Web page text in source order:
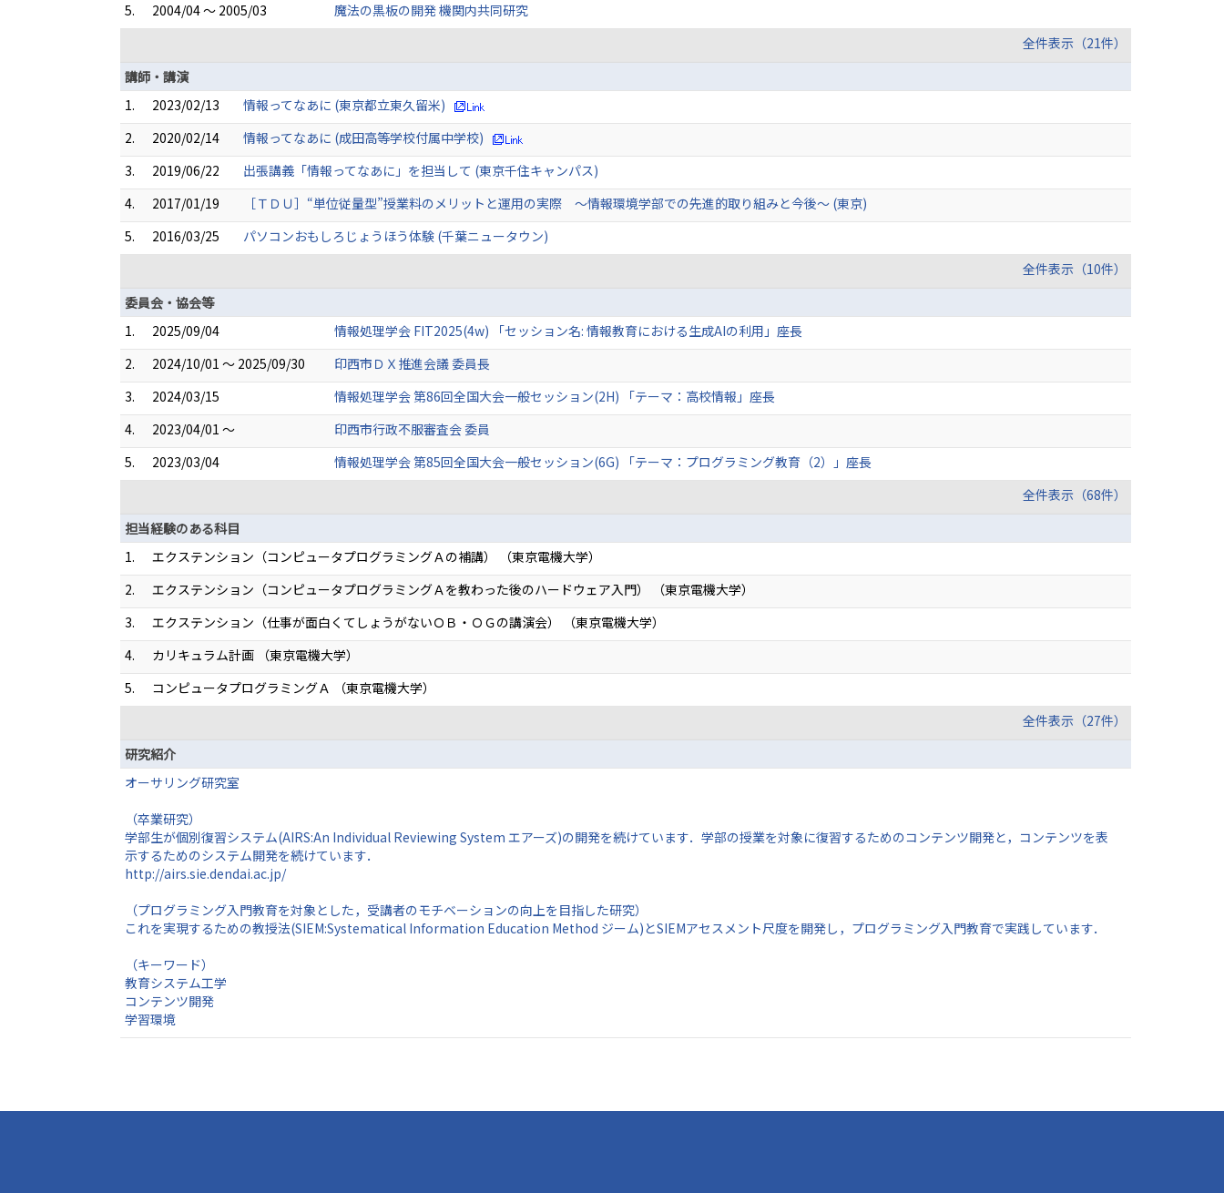
5.
2004/04 ～ 2005/03
魔法の黒板の開発 機関内共同研究
全件表示（21件）
講師・講演
1.
2023/02/13
情報ってなあに (東京都立東久留米)
2.
2020/02/14
情報ってなあに (成田高等学校付属中学校)
3.
2019/06/22
出張講義「情報ってなあに」を担当して (東京千住キャンパス)
4.
2017/01/19
［ＴＤＵ］“単位従量型”授業料のメリットと運用の実際 ～情報環境学部での先進的取り組みと今後～ (東京)
5.
2016/03/25
パソコンおもしろじょうほう体験 (千葉ニュータウン)
全件表示（10件）
委員会・協会等
1.
2025/09/04
情報処理学会 FIT2025(4w) 「セッション名: 情報教育における生成AIの利用」座長
2.
2024/10/01 ～ 2025/09/30
印西市ＤＸ推進会議 委員長
3.
2024/03/15
情報処理学会 第86回全国大会一般セッション(2H) 「テーマ：高校情報」座長
4.
2023/04/01 ～
印西市行政不服審査会 委員
5.
2023/03/04
情報処理学会 第85回全国大会一般セッション(6G) 「テーマ：プログラミング教育（2）」座長
全件表示（68件）
担当経験のある科目
1.
エクステンション（コンピュータプログラミングＡの補講） （東京電機大学）
2.
エクステンション（コンピュータプログラミングＡを教わった後のハードウェア入門） （東京電機大学）
3.
エクステンション（仕事が面白くてしょうがないＯＢ・ＯＧの講演会） （東京電機大学）
4.
カリキュラム計画 （東京電機大学）
5.
コンピュータプログラミングＡ （東京電機大学）
全件表示（27件）
研究紹介
オーサリング研究室
（卒業研究）
学部生が個別復習システム(AIRS:An Individual Reviewing System エアーズ)の開発を続けています．学部の授業を対象に復習するためのコンテンツ開発と，コンテンツを表
示するためのシステム開発を続けています．
http://airs.sie.dendai.ac.jp/
（プログラミング入門教育を対象とした，受講者のモチベーションの向上を目指した研究）
これを実現するための教授法(SIEM:Systematical Information Education Method ジーム)とSIEMアセスメント尺度を開発し，プログラミング入門教育で実践しています．
（キーワード）
教育システム工学
コンテンツ開発
学習環境